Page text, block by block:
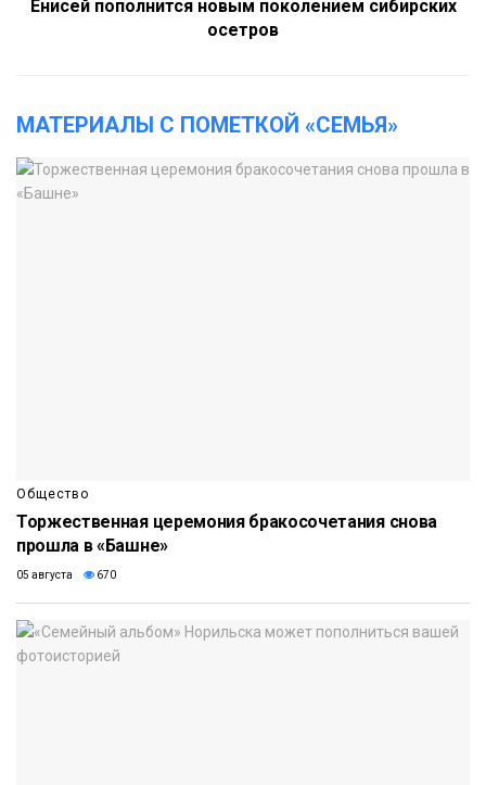
Енисей пополнится новым поколением сибирских
осетров
МАТЕРИАЛЫ С ПОМЕТКОЙ «СЕМЬЯ»
Общество
Торжественная церемония бракосочетания снова
прошла в «Башне»
05 августа 670